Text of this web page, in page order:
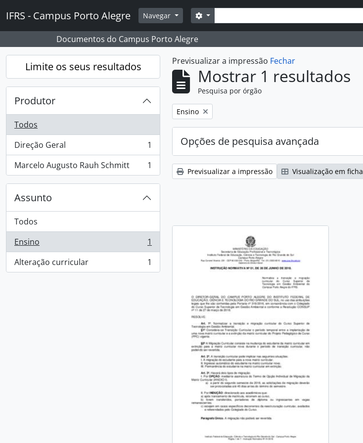
IFRS - Campus Porto Alegre Navegar Pesquisar
Opções de busca
Documentos do Campus Porto Alegre
Limite os seus resultados
Produtor
Todos
Direção Geral
, 1 resultados
1
Marcelo Augusto Rauh Schmitt
, 1 resultados 1
Assunto
Todos
Ensino
, 1 resultados
1
Alteração curricular
, 1 resultados 1
Previsualizar a impressão Fechar
Mostrar 1 resultados
Pesquisa por órgão
Remover filtro:
Ensino
Opções de pesquisa avançada
Previsualizar a impressão Visualização em ficha